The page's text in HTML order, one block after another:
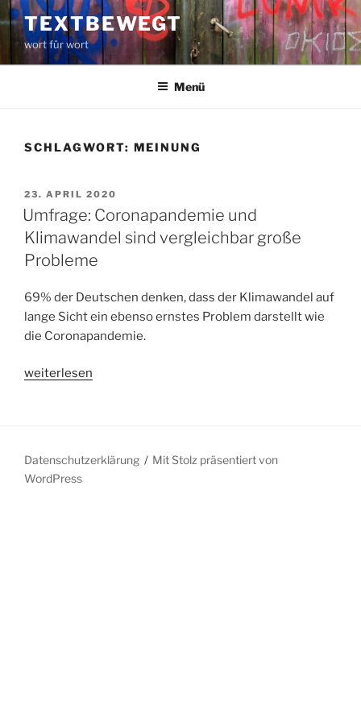
Zum
Inhalt
springen
TEXTBEWEGT
wort für wort
Menü
SCHLAGWORT: MEINUNG
VERÖFFENTLICHT
AM
23. APRIL 2020
Umfrage: Coronapandemie und
Klimawandel sind vergleichbar große
Probleme
69% der Deutschen denken, dass der Klimawandel auf
lange Sicht ein ebenso ernstes Problem darstellt wie
die Coronapandemie.
„Umfrage:
vergleichbar
weiterlesen
Datenschutzerklärung
Mit Stolz präsentiert von
WordPress